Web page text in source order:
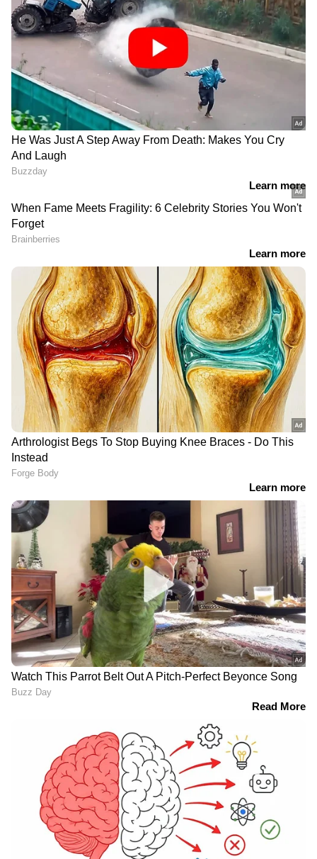
സ്കൂൾ ബസ് ഡ്രൈവറെ കുറിച്ച്
രക്ഷിതാക്കൾക്ക് ചില സംശയങ്ങൾ,
പൊലീസിൽ അറിയിച്ചു;പരിശോധനയിൽ
മദ്യപിച്ചെന്ന് തെളിഞ്ഞു
ജാഗ്രതാ നിർദേശങ്ങൾ
ഇടിമിന്നൽ അപകടകാരികളാണ്. അവ
മനുഷ്യൻറെയും മൃഗങ്ങളുടെയും ജീവനും
വൈദ്യുത-ആശയവിനിമയ ശൃംഖലകൾക്കും
വൈദ്യുത ചാലകങ്ങളുമായി ബന്ധിപ്പിച്ചിട്ടുള്ള
വീട്ടുപകരണങ്ങൾക്കും വലിയ നാശനഷ്ടം
സൃഷ്ടിക്കുന്നുണ്ട്. ആയതിനാൽ
പൊതുജനങ്ങൾ താഴെപ്പറയുന്ന മുൻകരുതൽ
കാർമേഘം കണ്ട് തുടങ്ങുന്ന സമയം മുതൽ
എപ്പോഴും ദൃശ്യമാകണമെന്നില്ലാത്തതിനാൽ
ഇത്തരം മുൻകരുതൽ സ്വീകരിക്കുന്നതില്‍
നിന്നും വിട്ടുനിൽക്കരുത്.
DOWNLOAD APP
അറിയാൻ
എപ്പോഴും ഏഷ്യാനെറ്റ് ന്യൂസ് വാർത്തകൾ.
Malayalam News
ആഴത്തിലുള്ള വിശകലനവും സമഗ്രമായ
റിപ്പോർട്ടിംഗും — എല്ലാം ഒരൊറ്റ സ്ഥലത്ത്.
ഏത് സമയത്തും, എവിടെയും
വിശ്വസനീയമായ വാർത്തകൾ ലഭിക്കാൻ
Asianet News Malayalam
RECOMMENDED STORIES
വെള്ളക്കെട്ടിൽ വീണ് റിട്ട.
അങ്കണവാടി ടീച്ചർ മരിച്ചു
പത്തനാപുരത്ത്
മാസങ്ങളായി നാട്ടുകാരെ
ഭീതിയിലാഴ്ത്തിയ പുലി
ഒടുവിൽ കെണിയിൽ